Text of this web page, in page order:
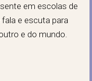
em escolas de
e escuta para
e do mundo.